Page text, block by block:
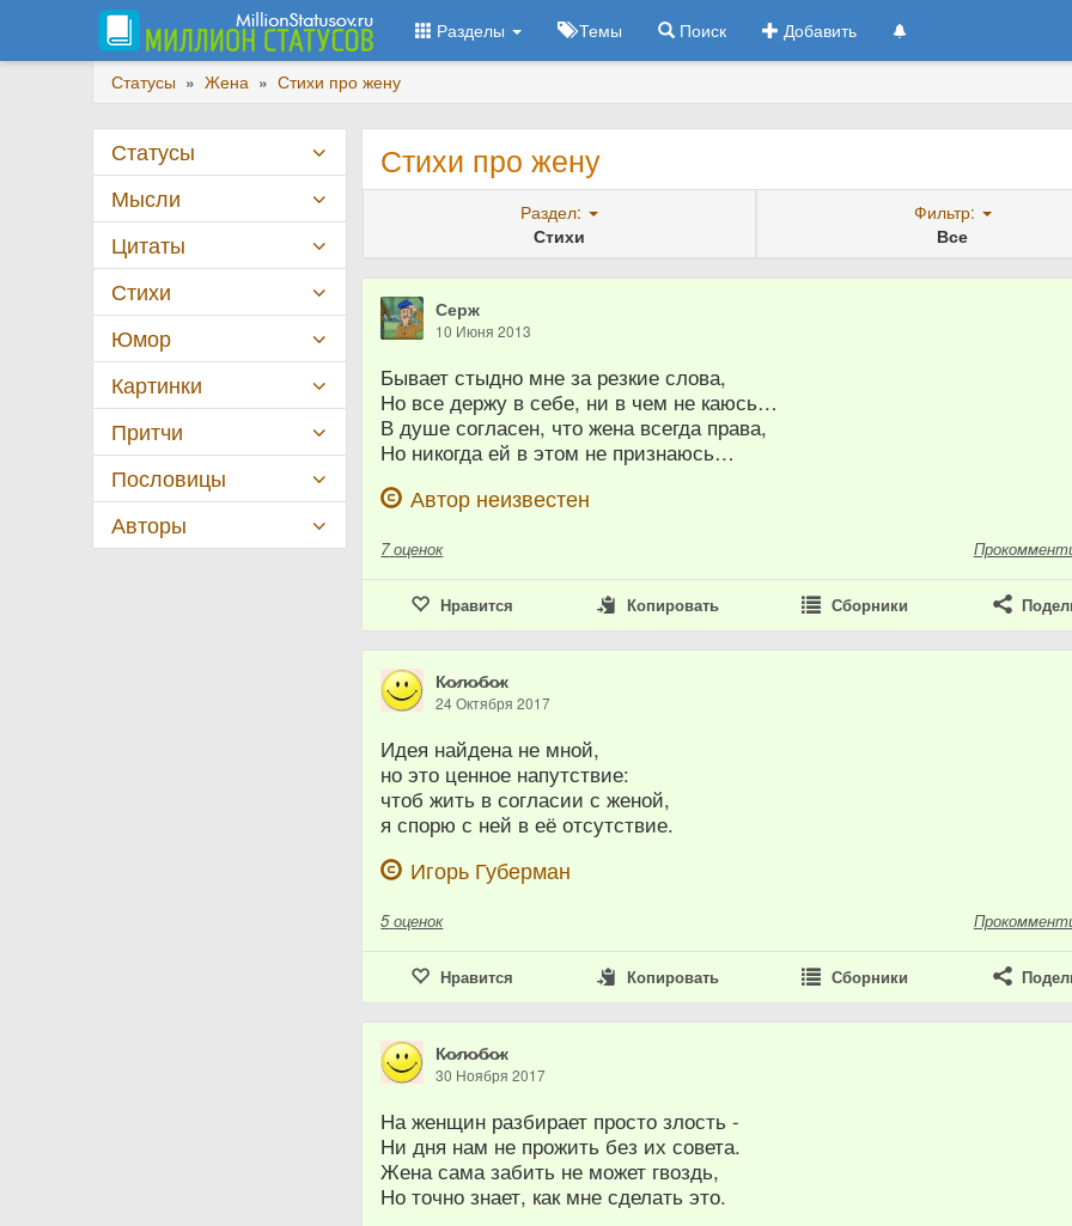
Разделы Темы Поиск Добавить
Статусы » Жена » Стихи про жену
Стихи про жену
Раздел:
Стихи
Фильтр:
Все
Серж
10 Июня 2013
Бывает стыдно мне за резкие слова,
Но все держу в себе, ни в чем не каюсь…
В душе согласен, что жена всегда права,
Но никогда ей в этом не признаюсь…
Автор неизвестен
7 оценок
Нравится Копировать Сборники
К̷о̷л̷о̷б̷о̷к
24 Октября 2017
Идея найдена не мной,
но это ценное напутствие:
чтоб жить в согласии с женой,
я спорю с ней в её отсутствие.
Игорь Губерман
5 оценок
Нравится Копировать Сборники
К̷о̷л̷о̷б̷о̷к
30 Ноября 2017
На женщин разбирает просто злость -
Ни дня нам не прожить без их совета.
Жена сама забить не может гвоздь,
Но точно знает, как мне сделать это.
Статусы
Мысли
Цитаты
Стихи
Юмор
Картинки
Притчи
Пословицы
Авторы